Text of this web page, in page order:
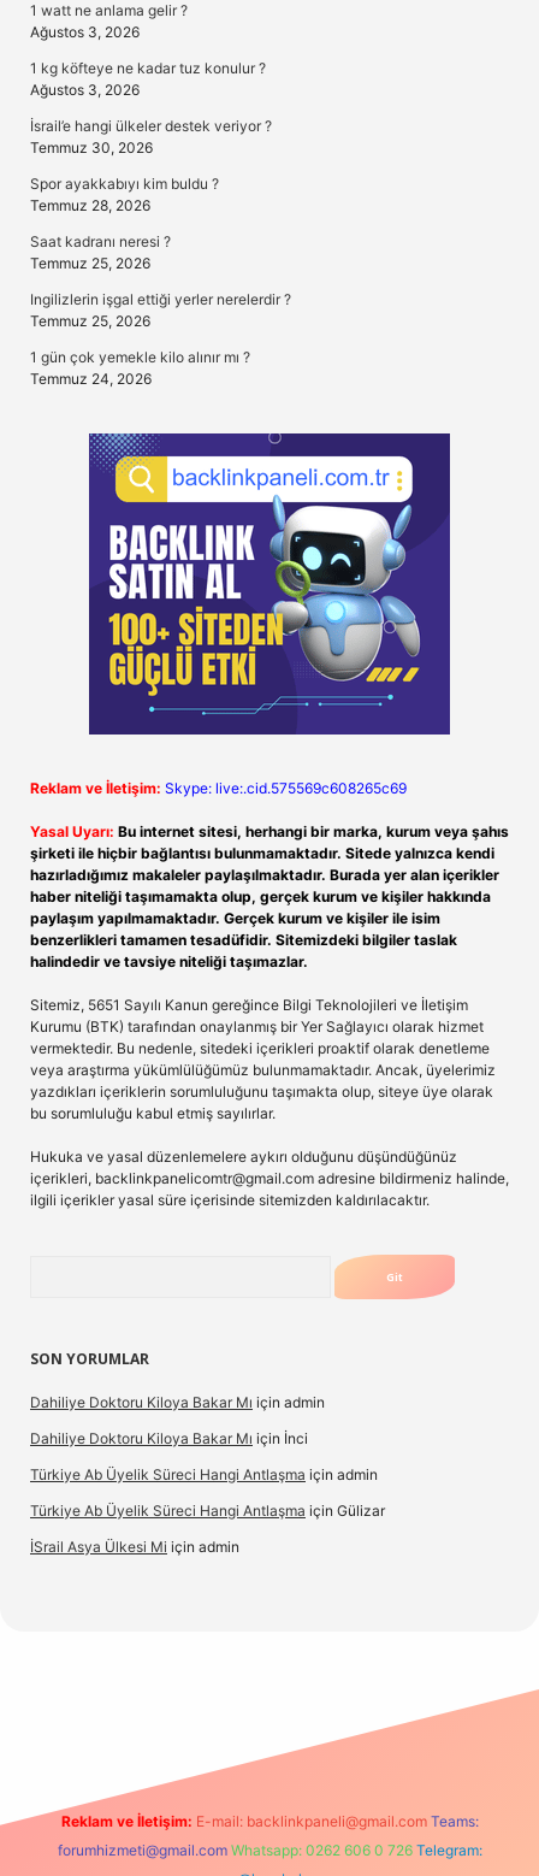
1 watt ne anlama gelir ?
Ağustos 3, 2026
1 kg köfteye ne kadar tuz konulur ?
Ağustos 3, 2026
İsrail’e hangi ülkeler destek veriyor ?
Temmuz 30, 2026
Spor ayakkabıyı kim buldu ?
Temmuz 28, 2026
Saat kadranı neresi ?
Temmuz 25, 2026
Ingilizlerin işgal ettiği yerler nerelerdir ?
Temmuz 25, 2026
1 gün çok yemekle kilo alınır mı ?
Temmuz 24, 2026
Reklam ve İletişim: Skype: live:.cid.575569c608265c69
Yasal Uyarı: Bu internet sitesi, herhangi bir marka, kurum veya şahıs
şirketi ile hiçbir bağlantısı bulunmamaktadır. Sitede yalnızca kendi
hazırladığımız makaleler paylaşılmaktadır. Burada yer alan içerikler
haber niteliği taşımamakta olup, gerçek kurum ve kişiler hakkında
paylaşım yapılmamaktadır. Gerçek kurum ve kişiler ile isim
benzerlikleri tamamen tesadüfidir. Sitemizdeki bilgiler taslak
halindedir ve tavsiye niteliği taşımazlar.
Sitemiz, 5651 Sayılı Kanun gereğince Bilgi Teknolojileri ve İletişim
Kurumu (BTK) tarafından onaylanmış bir Yer Sağlayıcı olarak hizmet
vermektedir. Bu nedenle, sitedeki içerikleri proaktif olarak denetleme
veya araştırma yükümlülüğümüz bulunmamaktadır. Ancak, üyelerimiz
yazdıkları içeriklerin sorumluluğunu taşımakta olup, siteye üye olarak
bu sorumluluğu kabul etmiş sayılırlar.
Hukuka ve yasal düzenlemelere aykırı olduğunu düşündüğünüz
içerikleri, backlinkpanelicomtr@gmail.com adresine bildirmeniz halinde,
ilgili içerikler yasal süre içerisinde sitemizden kaldırılacaktır.
SON YORUMLAR
Dahiliye Doktoru Kiloya Bakar Mı için admin
Dahiliye Doktoru Kiloya Bakar Mı için İnci
Türkiye Ab Üyelik Süreci Hangi Antlaşma için admin
Türkiye Ab Üyelik Süreci Hangi Antlaşma için Gülizar
İSrail Asya Ülkesi Mi için admin
Reklam ve İletişim: E-mail: backlinkpaneli@gmail.com Teams:
forumhizmeti@gmail.com Whatsapp: 0262 606 0 726 Telegram: